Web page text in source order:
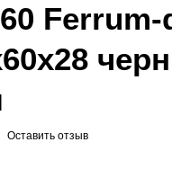
Оставить отзыв